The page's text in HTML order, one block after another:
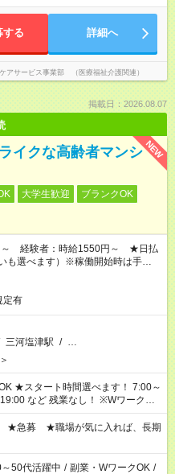
する 詳細へ
アサービス事業部 （医療福祉介護関連）
掲載日：2026.08.07
NEW
イクな高齢者マンシ
大学生歓迎
ブランクOK
～ 経験者：時給1550円～ ★日払
も選べます）※稼働開始時は手続き
す。
定有
三河塩津駅 / …
～
残業なし！ ※Wワークの
40時間超の就業はご案内できませ
以上勤務は社会保険への加入対象
日雇い派遣の原則禁止）により、
内が難しい場合があります
★急募 ★職場が気に入れば、長期
50代活躍中 / 副業・WワークOK /